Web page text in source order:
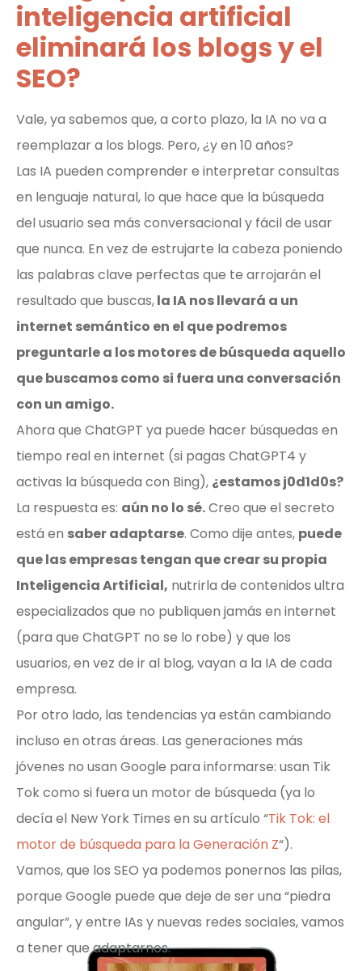
inteligencia artificial
eliminará los blogs y el
SEO?
Vale, ya sabemos que, a corto plazo, la IA no va a
reemplazar a los blogs. Pero, ¿y en 10 años?
Las IA pueden comprender e interpretar consultas
en lenguaje natural, lo que hace que la búsqueda
del usuario sea más conversacional y fácil de usar
que nunca. En vez de estrujarte la cabeza poniendo
las palabras clave perfectas que te arrojarán el
resultado que buscas,la IA nos llevará a un
internet semántico en el que podremos
preguntarle a los motores de búsqueda aquello
que buscamos como si fuera una conversación
con un amigo.
Ahora que ChatGPT ya puede hacer búsquedas en
tiempo real en internet (si pagas ChatGPT4 y
activas la búsqueda con Bing), ¿estamos j0d1d0s?
La respuesta es: aún no lo sé.Creo que el secreto
está en saber adaptarse. Como dije antes, puede
que las empresas tengan que crear su propia
Inteligencia Artificial, nutrirla de contenidos ultra
especializados que no publiquen jamás en internet
(para que ChatGPT no se lo robe) y que los
usuarios, en vez de ir al blog, vayan a la IA de cada
empresa.
Por otro lado, las tendencias ya están cambiando
incluso en otras áreas. Las generaciones más
jóvenes no usan Google para informarse: usan Tik
Tok como si fuera un motor de búsqueda (ya lo
decía el New York Times en su artículo “Tik Tok: el
motor de búsqueda para la Generación Z“).
Vamos, que los SEO ya podemos ponernos las pilas,
porque Google puede que deje de ser una “piedra
angular”, y entre IAs y nuevas redes sociales, vamos
a tener que adaptarnos.